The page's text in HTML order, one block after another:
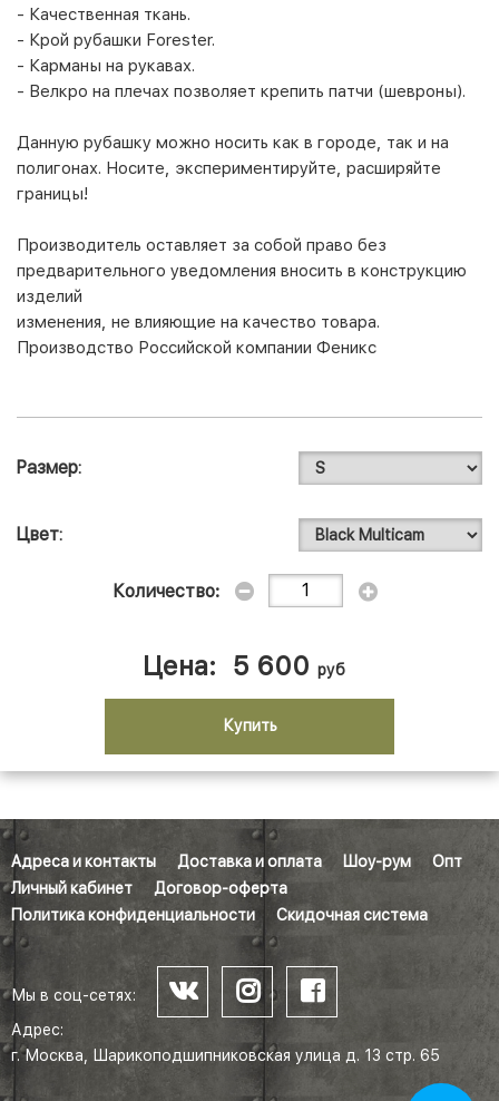
- Качественная ткань.
- Крой рубашки Forester.
- Карманы на рукавах.
- Велкро на плечах позволяет крепить патчи (шевроны).
Данную рубашку можно носить как в городе, так и на
полигонах. Носите, экспериментируйте, расширяйте
границы!
Производитель оставляет за собой право без
предварительного уведомления вносить в конструкцию
изделий
изменения, не влияющие на качество товара.
Производство Российской компании Феникс
Размер
Цвет
Количество:
Цена: 5 600 руб
Купить
Адреса и контакты Доставка и оплата Шоу-рум
Опт
Личный кабинет
Договор-оферта
Политика конфиденциальности
Скидочная система
Мы в соц-сетях:
Адрес:
г. Москва, Шарикоподшипниковская улица д. 13 стр. 65